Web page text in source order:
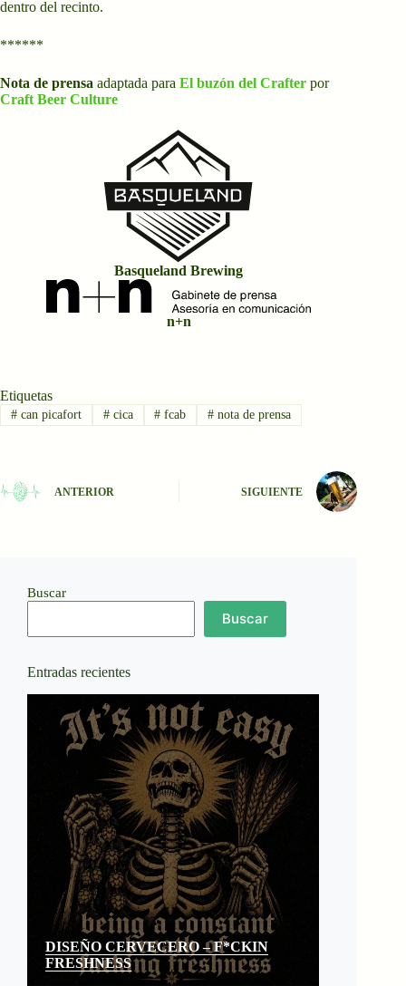
dentro del recinto.
******
Nota de prensa adaptada para El buzón del Crafter por
Craft Beer Culture
Basqueland Brewing
n+n
Etiquetas
#can picafort #cica # fcab # nota de prensa
ANTERIOR SIGUIENTE
Buscar
Buscar
Entradas recientes
DISEÑO CERVECERO – F*CKIN
FRESHNESS